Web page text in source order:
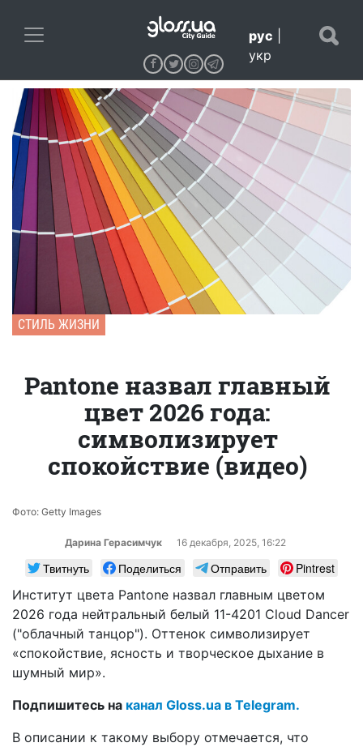
рус
укр
СТИЛЬ ЖИЗНИ
Pantone назвал главный
цвет 2026 года:
символизирует
спокойствие (видео)
Фото: Getty Images
Дарина Герасимчук 16 декабря, 2025, 16:22
Твитнуть Поделиться Отправить
Pintrest
Институт цвета Pantone назвал главным цветом
2026 года нейтральный белый 11-4201 Cloud Dancer
("облачный танцор"). Оттенок символизирует
«спокойствие, ясность и творческое дыхание в
шумный мир».
Подпишитесь на канал Gloss.ua в Telegram.
В описании к такому выбору отмечается, что